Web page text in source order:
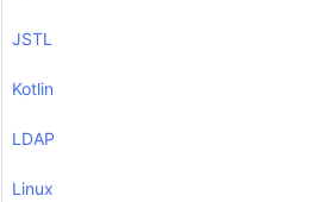
JSTL
Kotlin
LDAP
Linux